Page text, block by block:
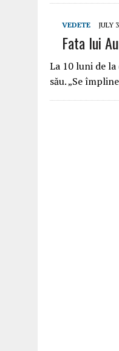
VEDETE JULY
Fata lui
La 10 luni de
său. „Se